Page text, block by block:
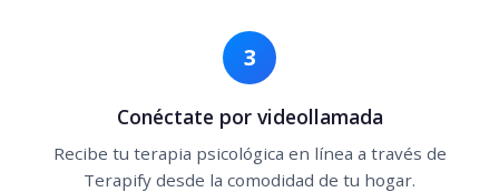
3
Conéctate por videollamada
Recibe tu terapia psicológica en línea a través de
Terapify desde la comodidad de tu hogar.